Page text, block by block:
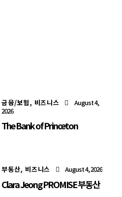
금융/보험, 비즈니스
August 4,
2026
The Bank of Princeton
부동산, 비즈니스 August 4, 2026
Clara Jeong PROMISE 부동산